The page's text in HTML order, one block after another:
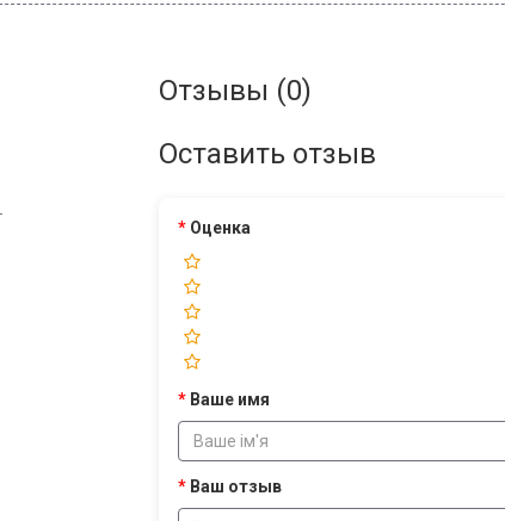
Отзывы (0)
Оставить отзыв
Оценка
Ваше имя
Ваш отзыв